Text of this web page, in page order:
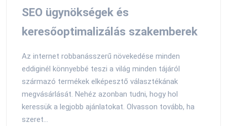
SEO ügynökségek és
keresőoptimalizálás szakemberek
Az internet robbanásszerű növekedése minden
eddiginél könnyebbé teszi a világ minden tájáról
származó termékek elképesztő választékának
megvásárlását. Nehéz azonban tudni, hogy hol
keressük a legjobb ajánlatokat. Olvasson tovább, ha
szeret...